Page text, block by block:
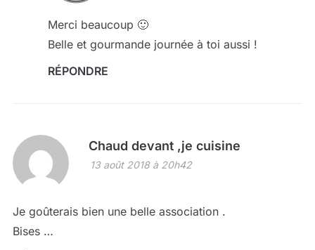
Merci beaucoup 🙂
Belle et gourmande journée à toi aussi !
RÉPONDRE
Chaud devant ,je cuisine
13 août 2018 à 20h42
Je goûterais bien une belle association .
Bises …